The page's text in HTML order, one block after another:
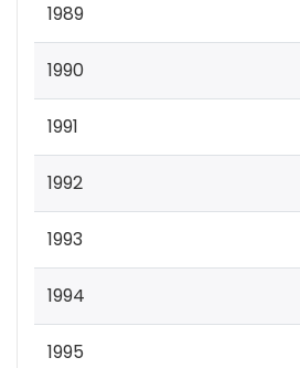
1989
1990
1991
1992
1993
1994
1995